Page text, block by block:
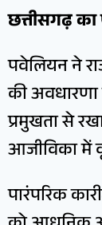
छत्तीसगढ़
पवेलियन ने
की अवधारणा
प्रमुखता से
आजीविका में
पारंपरिक